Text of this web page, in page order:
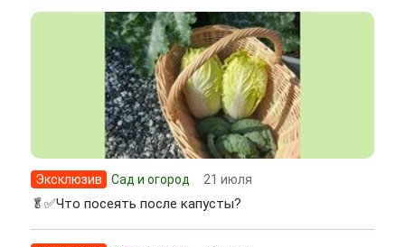
Эксклюзив Сад и огород 21 июля
🥬✅Что посеять после капусты?